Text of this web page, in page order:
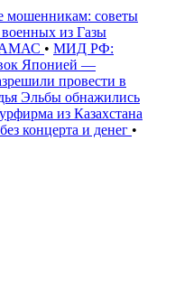
мошенникам: советы
из Газы
• МИД РФ:
Японией —
провести в
Эльбы обнажились
из Казахстана
концерта и денег •